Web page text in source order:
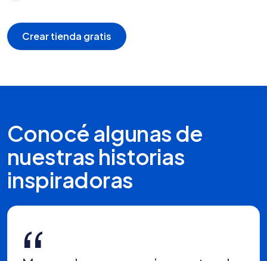
Crear tienda gratis
Conocé algunas de
nuestras historias
inspiradoras